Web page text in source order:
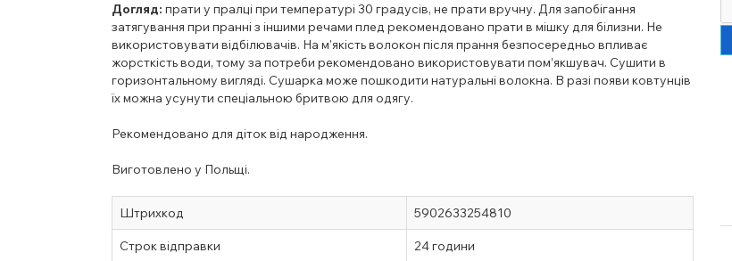
Догляд: прати у пралці при температурі 30 градусів, не прати вручну. Для запобігання
затягування при пранні з іншими речами плед рекомендовано прати в мішку для білизни. Не
використовувати відбілювачів. На м'якість волокон після прання безпосередньо впливає
жорсткість води, тому за потреби рекомендовано використовувати пом’якшувач. Сушити в
горизонтальному вигляді. Сушарка може пошкодити натуральні волокна. В разі появи ковтунців
їх можна усунути спеціальною бритвою для одягу.
Рекомендовано для діток від народження.
Виготовлено у Польщі.
Штрихкод 5902633254810
Строк відправки 24 години